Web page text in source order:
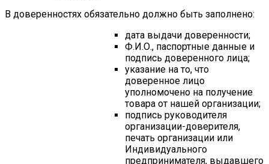
В доверенностях обязательно должно быть заполнено:
дата выдачи доверенности;
Ф.И.О., паспортные данные и
подпись доверенного лица;
указание на то, что
доверенное лицо
уполномочено на получение
товара от нашей организации;
подпись руководителя
организации-доверителя,
печать организации или
Индивидуального
предпринимателя, выдавшего